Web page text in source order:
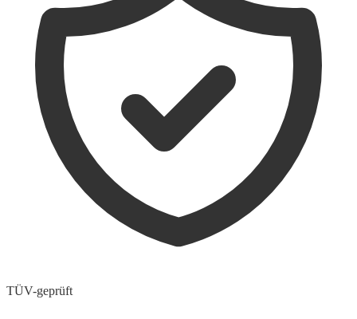
TÜV-geprüft